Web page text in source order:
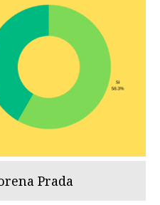
Prada